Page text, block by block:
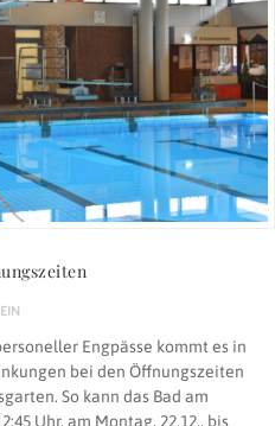
Engpässe kommt es in
bei den Öffnungszeiten
So kann das Bad am
Uhr, am Montag, 22.12., bis